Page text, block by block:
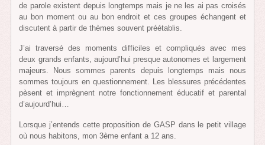
de parole existent depuis longtemps mais je ne les ai pas croisés
au bon moment ou au bon endroit et ces groupes échangent et
discutent à partir de thèmes souvent préétablis.
J’ai traversé des moments difficiles et compliqués avec mes
deux grands enfants, aujourd’hui presque autonomes et largement
majeurs. Nous sommes parents depuis longtemps mais nous
sommes toujours en questionnement. Les blessures précédentes
pèsent et imprègnent notre fonctionnement éducatif et parental
d’aujourd’hui…
Lorsque j’entends cette proposition de GASP dans le petit village
où nous habitons, mon 3ème enfant a 12 ans.